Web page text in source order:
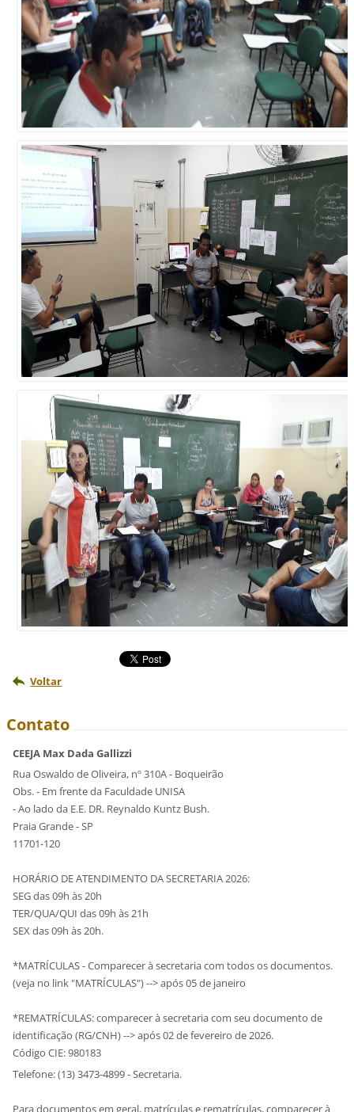
Voltar
Contato
CEEJA Max Dada Gallizzi
Rua Oswaldo de Oliveira, nº 310A - Boqueirão
Obs. - Em frente da Faculdade UNISA
- Ao lado da E.E. DR. Reynaldo Kuntz Bush.
Praia Grande - SP
11701-120
HORÁRIO DE ATENDIMENTO DA SECRETARIA 2026:
SEG das 09h às 20h
TER/QUA/QUI das 09h às 21h
SEX das 09h às 20h.
*MATRÍCULAS - Comparecer à secretaria com todos os documentos.
(veja no link "MATRÍCULAS") --> após 05 de janeiro
*REMATRÍCULAS: comparecer à secretaria com seu documento de
identificação (RG/CNH) --> após 02 de fevereiro de 2026.
Código CIE: 980183
Telefone: (13) 3473-4899 - Secretaria.
Para documentos em geral, matrículas e rematrículas, comparecer à